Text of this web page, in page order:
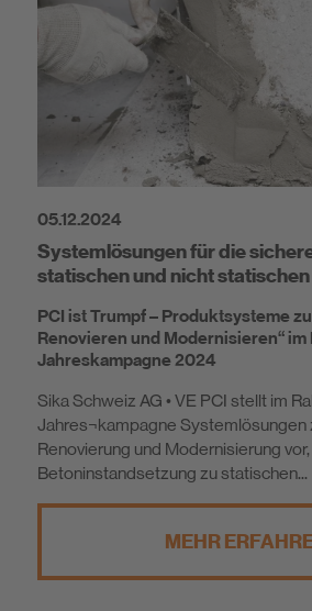
05.12.2024
Systemlösungen für die
statischen und nicht
PCI ist Trumpf – Produktsysteme
Renovieren und Modernisieren“ im
Jahreskampagne 2024
Sika Schweiz AG • VE PCI stellt im
Jahres¬kampagne Systemlösungen
Renovierung und Modernisierung
Betoninstandsetzung zu statischen...
MEHR